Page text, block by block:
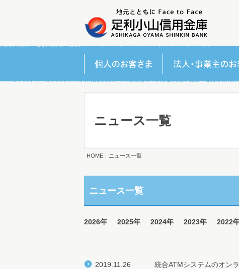
ニュース一覧
HOME ｜ニュース一覧
ニュース一覧
2026年 2025年 2024年 2023年 2022
2019.11.26 統合ATMシステムのオン